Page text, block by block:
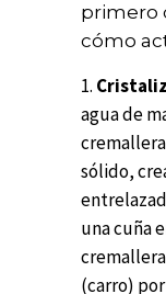
primero
cómo
agua de
sólido,
una cuña
(carro)